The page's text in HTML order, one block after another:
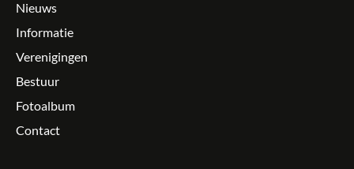
Nieuws
Informatie
Verenigingen
Bestuur
Fotoalbum
Contact